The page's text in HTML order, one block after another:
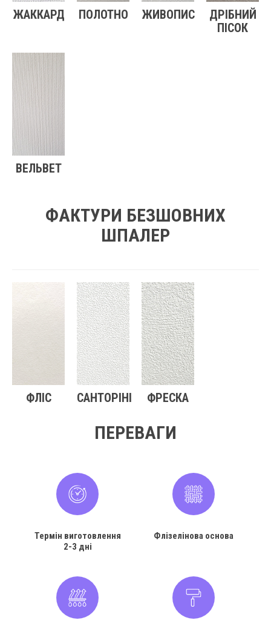
ЖАККАРД ПОЛОТНО ЖИВОПИС
ДРІБНИЙ
ПІСОК
ВЕЛЬВЕТ
ФАКТУРИ БЕЗШОВНИХ
ШПАЛЕР
ФЛІС САНТОРІНІ ФРЕСКА
ПЕРЕВАГИ
Термін виготовлення
2-3 дні
Флізелінова основа